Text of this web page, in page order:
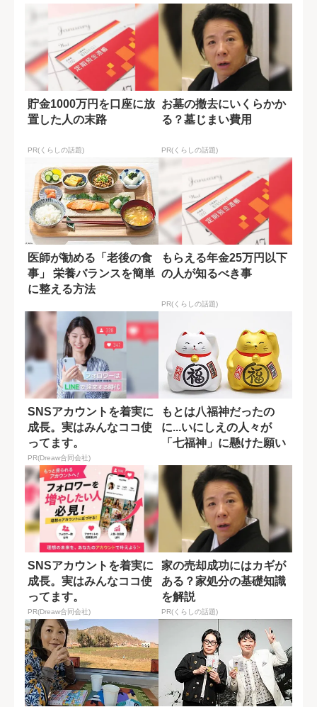
貯金1000万円を口座に放
置した人の末路
PR(くらしの話題)
お墓の撤去にいくらかか
る？墓じまい費用
PR(くらしの話題)
医師が勧める「老後の食
事」 栄養バランスを簡単
に整える方法
もらえる年金25万円以下
の人が知るべき事
PR(くらしの話題)
SNSアカウントを着実に
成長。実はみんなココ使
ってます。
PR(Dreaw合同会社)
もとは八福神だったの
に...いにしえの人々が
「七福神」に懸けた願い
SNSアカウントを着実に
成長。実はみんなココ使
ってます。
PR(Dreaw合同会社)
家の売却成功にはカギが
ある？家処分の基礎知識
を解説
PR(くらしの話題)